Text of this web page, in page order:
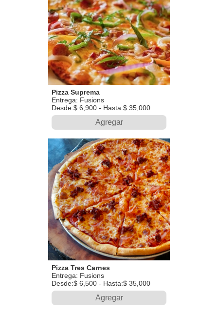
Pizza Suprema
Entrega: Fusions
Desde:$ 6,900 - Hasta:$ 35,000
Agregar
Pizza Tres Carnes
Entrega: Fusions
Desde:$ 6,500 - Hasta:$ 35,000
Agregar